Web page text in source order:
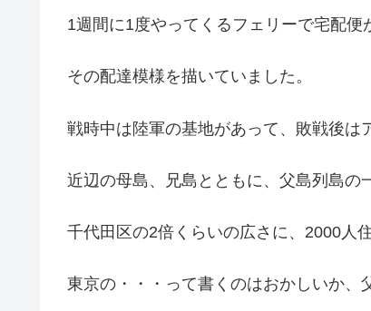
1週間に1度やってくるフェリーで宅配便
その配達模様を描いていました。
戦時中は陸軍の基地があって、敗戦後は
近辺の母島、兄島とともに、父島列島の
千代田区の2倍くらいの広さに、2000人
東京の・・・って書くのはおかしいか、